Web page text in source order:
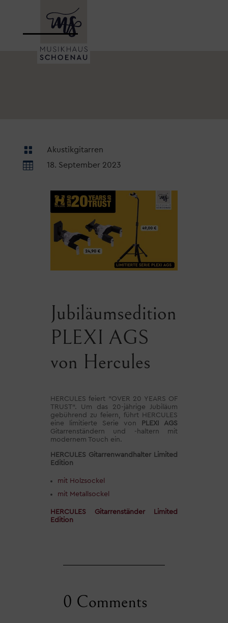
 Akustikgitarren
 18. September 2023
Jubiläumsedition
PLEXI AGS
von Hercules
HERCULES feiert ”OVER 20 YEARS OF
TRUST“. Um das 20-jährige Jubiläum
gebührend zu feiern, führt HERCULES
eine limitierte Serie von
PLEXI AGS
Gitarrenständern und -haltern mit
modernem Touch ein.
HERCULES Gitarrenwandhalter Limited
Edition
mit Holzsockel
mit Metallsockel
HERCULES Gitarrenständer Limited
Edition
0 Comments